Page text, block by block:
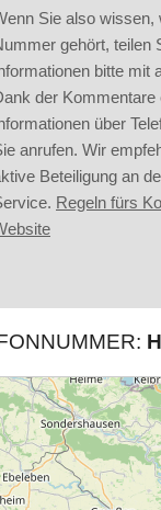
Sie also wissen,
gehört, teilen
bitte mit
der Kommentare
über
anrufen. Wir
Beteiligung an
Regeln fürs